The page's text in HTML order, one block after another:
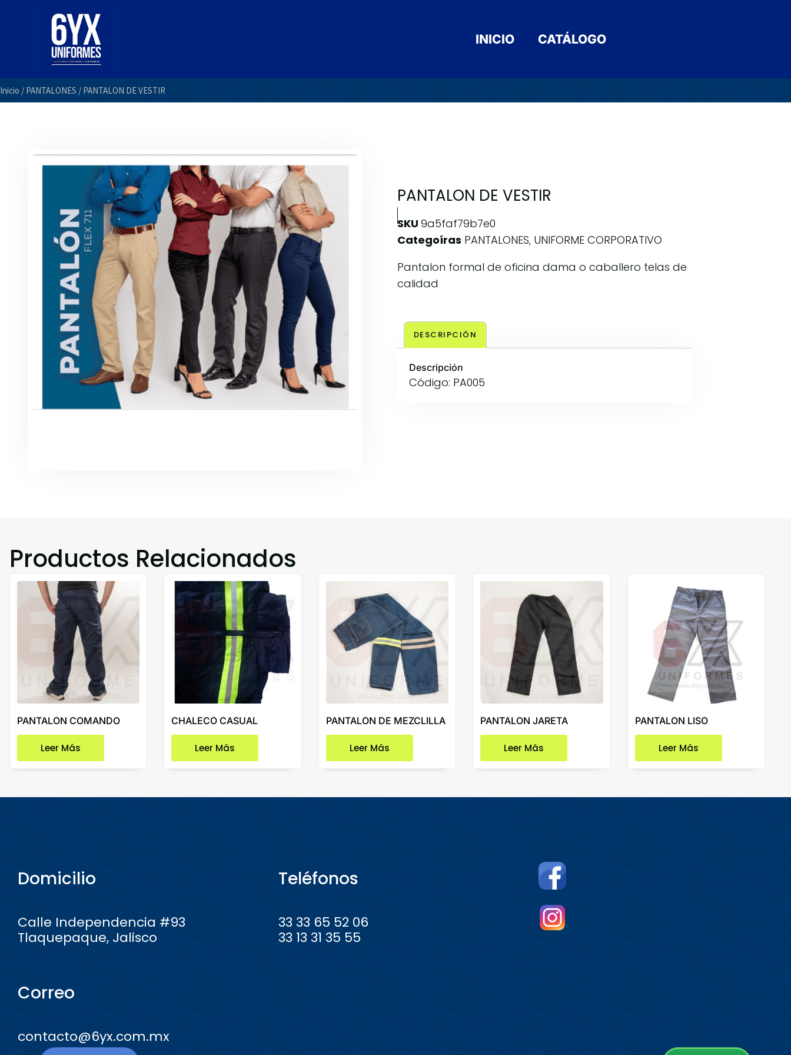
INICIO CATÁLOGO
Inicio / PANTALONES / PANTALON DE VESTIR
PANTALON DE VESTIR
SKU9a5faf79b7e0
Categoíras PANTALONES, UNIFORME CORPORATIVO
Pantalon formal de oficina dama o caballero telas de
calidad
DESCRIPCIÓN
Descripción
Código: PA005
Productos Relacionados
PANTALON COMANDO
Leer Más
CHALECO CASUAL
Leer Más
PANTALON DE MEZCLILLA
Leer Más
PANTALON JARETA
Leer Más
PANTALON LISO
Leer Más
Domicilio
Calle Independencia #93
Tlaquepaque, Jalisco
Correo
contacto@6yx.com.mx
Teléfonos
33 33 65 52 06
33 13 31 35 55